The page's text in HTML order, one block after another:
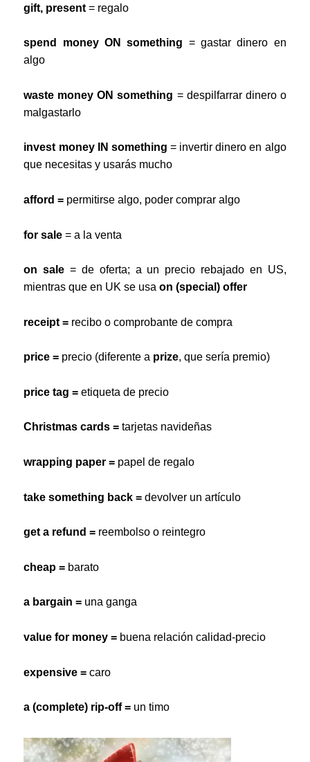
gift, present= regalo
spend money ON something = gastar dinero en
algo
waste money ON something = despilfarrar dinero o
malgastarlo
invest money IN something = invertir dinero en algo
que necesitas y usarás mucho
afford = permitirse algo, poder comprar algo
for sale = a la venta
on sale = de oferta; a un precio rebajado en US,
mientras que en UK se usaon (special) offer
receipt = recibo o comprobante de compra
price = precio (diferente a prize, que sería premio)
price tag =etiqueta de precio
Christmas cards = tarjetas navideñas
wrapping paper = papel de regalo
take something back =devolver un artículo
get a refund = reembolso o reintegro
cheap = barato
a bargain = una ganga
value for money = buena relación calidad-precio
expensive = caro
a (complete) rip-off = un timo